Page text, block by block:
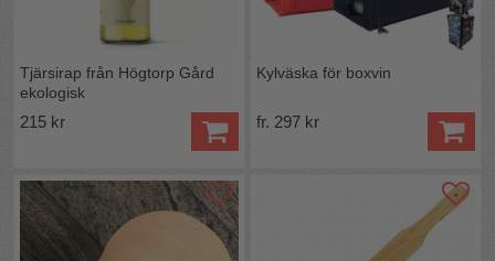
Tjärsirap från Högtorp Gård
ekologisk
215 kr
Kylväska för boxvin
fr. 297 kr